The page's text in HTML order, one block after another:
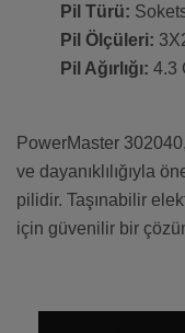
Pil Türü:
Pil Ölçüleri:
Pil Ağırlığı: 4.3
PowerMaster
ve dayanıklılığıyla
pilidir. Taşınabilir
için güvenilir bir